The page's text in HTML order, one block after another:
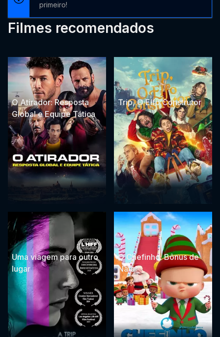
primeiro!
Filmes recomendados
O Atirador: Resposta
Global e Equipe Tática
Trip, O Elfo Construtor
Uma viagem para outro
lugar
O Chefinho: Bônus de
Natal